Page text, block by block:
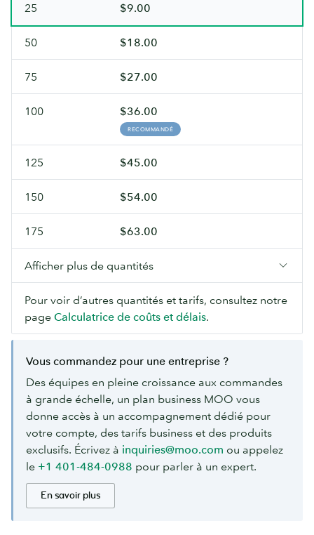
25 $9.00
50 $18.00
75 $27.00
100 $36.00
RECOMMANDÉ
125 $45.00
150 $54.00
175 $63.00
Afficher plus de quantités
Pour voir d’autres quantités et tarifs, consultez notre
page Calculatrice de coûts et délais.
Vous commandez pour une entreprise ?
Des équipes en pleine croissance aux commandes
à grande échelle, un plan business MOO vous
donne accès à un accompagnement dédié pour
votre compte, des tarifs business et des produits
exclusifs. Écrivez à inquiries@moo.com ou appelez
le +1 401-484-0988 pour parler à un expert.
En savoir plus